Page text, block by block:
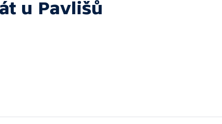
u Pavlišů